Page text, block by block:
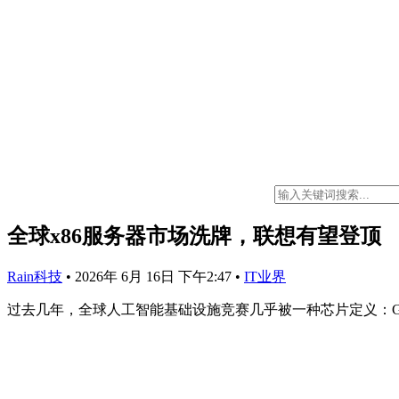
全球x86服务器市场洗牌，联想有望登顶
Rain科技 • 2026年 6月 16日 下午2:47 • IT业界
过去几年，全球人工智能基础设施竞赛几乎被一种芯片定义：